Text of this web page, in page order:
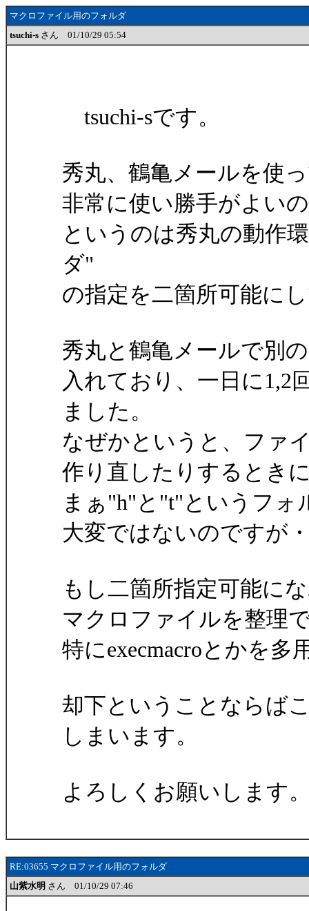
マクロファイル用のフォルダ
tsuchi-s さん 01/10/29 05:54
tsuchi-sです。
秀丸、鶴亀メールを使
非常に使い勝手がよい
というのは秀丸の動作
ダ"
の指定を二箇所可能に
秀丸と鶴亀メールで別
入れており、一日に1,2
ました。
なぜかというと、ファ
作り直したりするとき
まぁ"h"と"t"というフォ
大変ではないのですが
もし二箇所指定可能に
マクロファイルを整理
特にexecmacroとかを
却下ということならば
しまいます。
よろしくお願いします
RE:03655 マクロファイル用のフォルダ
山紫水明 さん 01/10/29 07:46